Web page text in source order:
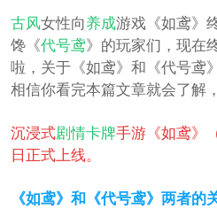
古风女性向养成游戏《如鸢》
馋《代号鸢》的玩家们，现在
啦，关于《如鸢》和《代号鸢
相信你看完本篇文章就会了解
沉浸式剧情卡牌手游《如鸢》
日正式上线。
《如鸢》和《代号鸢》两者的